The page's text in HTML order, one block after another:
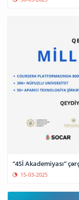
“4Sİ Akademiyası”
15-03-2025